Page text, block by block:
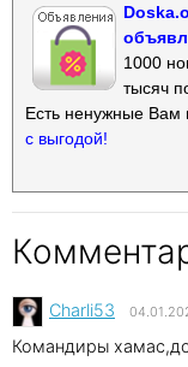
1000
тысяч
Есть ненужные Вам
с выгодой!
Charli53
Командиры